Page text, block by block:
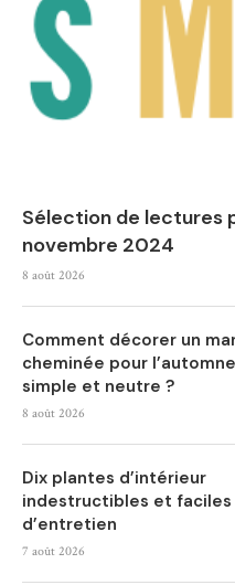
Sélection de lectures
novembre 2024
8 août 2026
Comment décorer un
cheminée pour
simple et neutre ?
8 août 2026
Dix plantes d’intérieur
indestructibles et faciles
d’entretien
7 août 2026